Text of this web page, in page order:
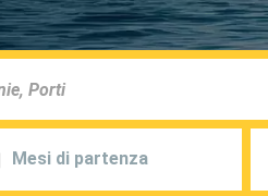
Mesi di partenza